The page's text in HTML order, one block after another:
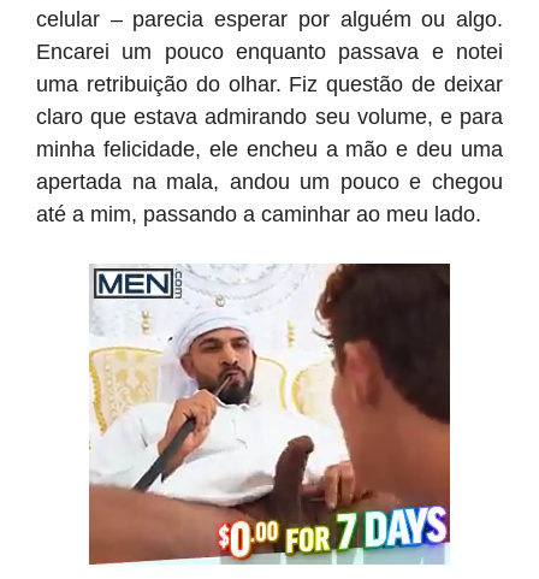
celular – parecia esperar por alguém ou algo.
Encarei um pouco enquanto passava e notei
uma retribuição do olhar. Fiz questão de deixar
claro que estava admirando seu volume, e para
minha felicidade, ele encheu a mão e deu uma
apertada na mala, andou um pouco e chegou
até a mim, passando a caminhar ao meu lado.